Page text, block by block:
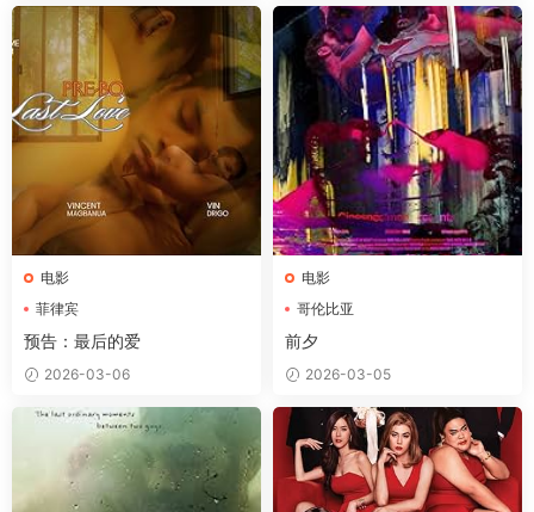
电影
菲律宾
预告：最后的爱
2026-03-06
电影
哥伦比亚
前夕
2026-03-05